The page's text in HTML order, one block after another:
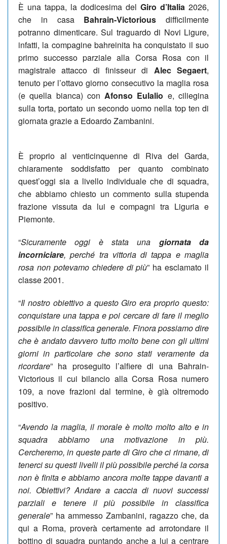
È una tappa, la dodicesima del Giro d’Italia 2026,
che in casa Bahrain-Victorious difficilmente
potranno dimenticare. Sul traguardo di Novi Ligure,
infatti, la compagine bahreinita ha conquistato il suo
primo successo parziale alla Corsa Rosa con il
magistrale attacco di finisseur di Alec Segaert,
tenuto per l’ottavo giorno consecutivo la maglia rosa
(e quella bianca) conAfonso Eulalio e, ciliegina
sulla torta, portato un secondo uomo nella top ten di
giornata grazie a Edoardo Zambanini.
È proprio al venticinquenne di Riva del Garda,
chiaramente soddisfatto per quanto combinato
quest’oggi sia a livello individuale che di squadra,
che abbiamo chiesto un commento sulla stupenda
frazione vissuta da lui e compagni tra Liguria e
Piemonte.
“Sicuramente oggi è stata una giornata da
incorniciare, perché tra vittoria di tappa e maglia
rosa non potevamo chiedere di più” ha esclamato il
classe 2001.
“Il nostro obiettivo a questo Giro era proprio questo:
conquistare una tappa e poi cercare di fare il meglio
possibile in classifica generale. Finora possiamo dire
che è andato davvero tutto molto bene con gli ultimi
giorni in particolare che sono stati veramente da
ricordare” ha proseguito l’alfiere di una Bahrain-
Victorious il cui bilancio alla Corsa Rosa numero
109, a nove frazioni dal termine, è già oltremodo
positivo.
“Avendo la maglia, il morale è molto molto alto e in
squadra abbiamo una motivazione in più.
Cercheremo, in queste parte di Giro che ci rimane, di
tenerci su questi livelli il più possibile perché la corsa
non è finita e abbiamo ancora molte tappe davanti a
noi. Obiettivi? Andare a caccia di nuovi successi
parziali e tenere il più possibile in classifica
generale” ha ammesso Zambanini, ragazzo che, da
qui a Roma, proverà certamente ad arrotondare il
bottino di squadra puntando anche a lui a centrare